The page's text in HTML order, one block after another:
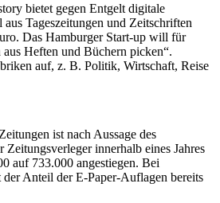
bietet gegen Entgelt digitale
Tageszeitungen und Zeitschriften
Das Hamburger Start-up will für
Heften und Büchern picken“.
auf, z. B. Politik, Wirtschaft, Reise
ist nach Aussage des
Zeitungsverleger innerhalb eines Jahres
auf 733.000 angestiegen. Bei
Anteil der E-Paper-Auflagen bereits